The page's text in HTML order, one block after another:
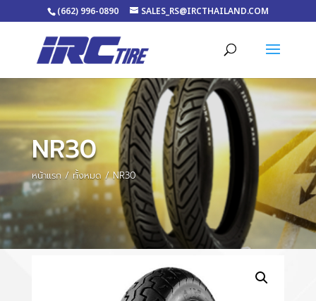
(662) 996-0890 SALES_RS@IRCTHAILAND.COM
NR30
หน้าแรก/ทั้งหมด / NR30